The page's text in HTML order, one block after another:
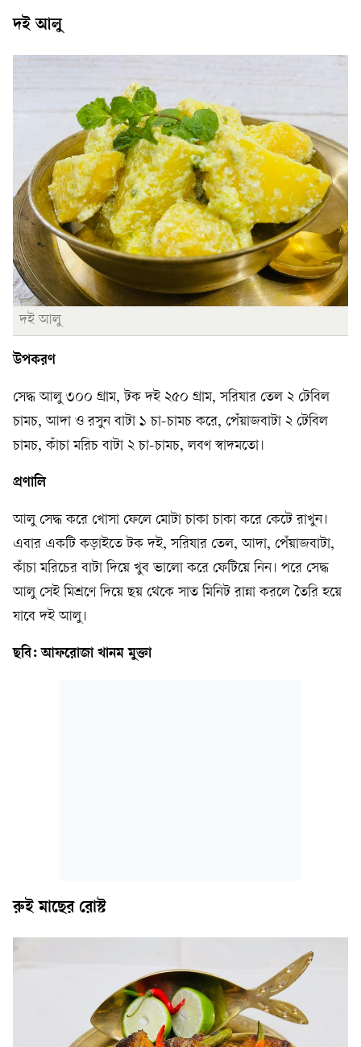
দই আলু
দই আলু
উপকরণ
সেদ্ধ আলু ৩০০ গ্রাম, টক দই ২৫০ গ্রাম, সরিষার তেল ২ টেবিল
চামচ, আদা ও রসুন বাটা ১ চা-চামচ করে, পেঁয়াজবাটা ২ টেবিল
চামচ, কাঁচা মরিচ বাটা ২ চা-চামচ, লবণ স্বাদমতো।
প্রণালি
আলু সেদ্ধ করে খোসা ফেলে মোটা চাকা চাকা করে কেটে রাখুন।
এবার একটি কড়াইতে টক দই, সরিষার তেল, আদা, পেঁয়াজবাটা,
কাঁচা মরিচের বাটা দিয়ে খুব ভালো করে ফেটিয়ে নিন। পরে সেদ্ধ
আলু সেই মিশ্রণে দিয়ে ছয় থেকে সাত মিনিট রান্না করলে তৈরি হয়ে
যাবে দই আলু।
ছবি: আফরোজা খানম মুক্তা
রুই মাছের রোস্ট